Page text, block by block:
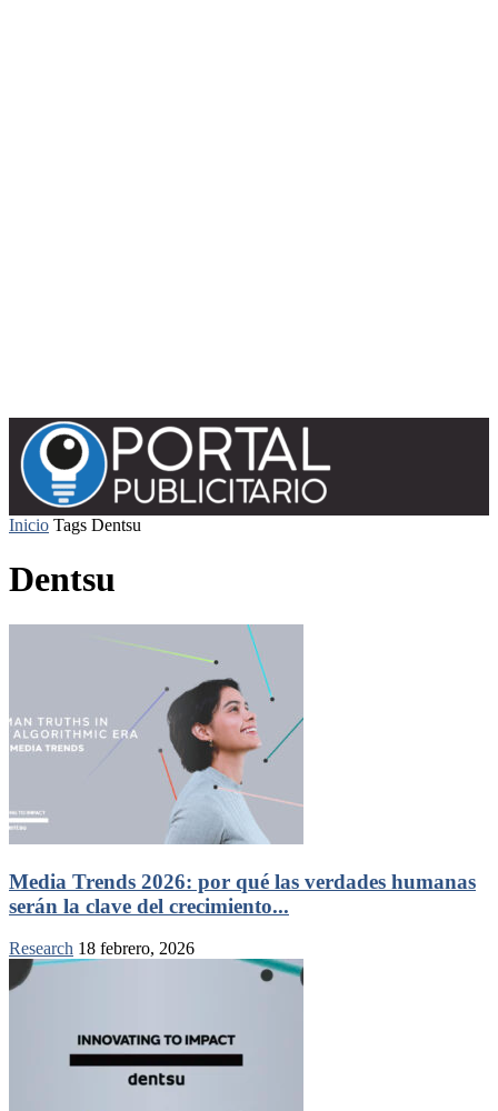
Inicio Tags Dentsu
Dentsu
Media Trends 2026: por qué las verdades humanas
serán la clave del crecimiento...
Research 18 febrero, 2026